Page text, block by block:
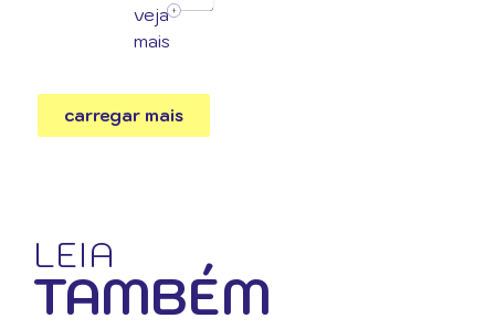
veja
mais
carregar mais
LEIA
TAMBÉM